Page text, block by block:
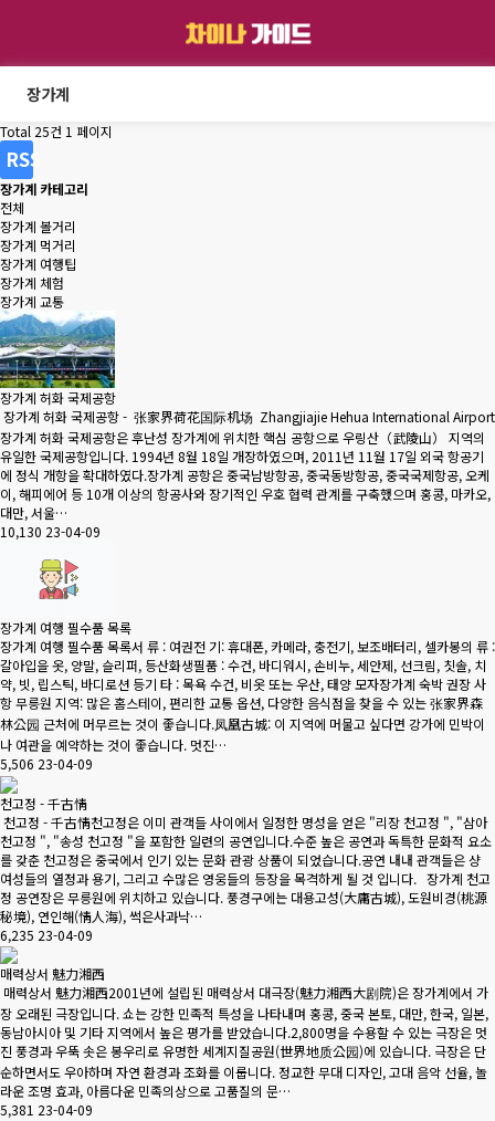
장가계
Total 25건 1 페이지
RSS
장가계 카테고리
전체
장가계 볼거리
장가계 먹거리
장가계 여행팁
장가계 체험
장가계 교통
장가계 허화 국제공항
장가계 허화 국제공항 - 张家界荷花国际机场 Zhangjiajie Hehua International Airport
장가계 허화 국제공항은 후난성 장가계에 위치한 핵심 공항으로 우링산（武陵山） 지역의
유일한 국제공항입니다. 1994년 8월 18일 개장하였으며, 2011년 11월 17일 외국 항공기
에 정식 개항을 확대하였다.장가계 공항은 중국남방항공, 중국동방항공, 중국국제항공, 오케
이, 해피에어 등 10개 이상의 항공사와 장기적인 우호 협력 관계를 구축했으며 홍콩, 마카오,
대만, 서울…
10,130 23-04-09
장가계 여행 필수품 목록
장가계 여행 필수품 목록서 류 : 여권전 기: 휴대폰, 카메라, 충전기, 보조배터리, 셀카봉의 류 :
갈아입을 옷, 양말, 슬리퍼, 등산화생필품 : 수건, 바디워시, 손비누, 세안제, 선크림, 칫솔, 치
약, 빗, 립스틱, 바디로션 등기 타 : 목욕 수건, 비옷 또는 우산, 태양 모자장가계 숙박 권장 사
항 무릉원 지역: 많은 홈스테이, 편리한 교통 옵션, 다양한 음식점을 찾을 수 있는 张家界森
林公园 근처에 머무르는 것이 좋습니다.凤凰古城: 이 지역에 머물고 싶다면 강가에 민박이
나 여관을 예약하는 것이 좋습니다. 멋진…
5,506 23-04-09
천고정 - 千古情
천고정 - 千古情천고정은 이미 관객들 사이에서 일정한 명성을 얻은 "리장 천고정 ", "삼아
천고정 ", "송성 천고정 "을 포함한 일련의 공연입니다.수준 높은 공연과 독특한 문화적 요소
를 갖춘 천고정은 중국에서 인기 있는 문화 관광 상품이 되었습니다.공연 내내 관객들은 샹
여성들의 열정과 용기, 그리고 수많은 영웅들의 등장을 목격하게 될 것 입니다. 장가계 천고
정 공연장은 무릉원에 위치하고 있습니다. 풍경구에는 대용고성(大庸古城), 도원비경(桃源
秘境), 연인해(情人海), 썩은사과낙…
6,235 23-04-09
매력상서 魅力湘西
매력상서 魅力湘西2001년에 설립된 매력상서 대극장(魅力湘西大剧院)은 장가계에서 가
장 오래된 극장입니다. 쇼는 강한 민족적 특성을 나타내며 홍콩, 중국 본토, 대만, 한국, 일본,
동남아시아 및 기타 지역에서 높은 평가를 받았습니다.2,800명을 수용할 수 있는 극장은 멋
진 풍경과 우뚝 솟은 봉우리로 유명한 세계지질공원(世界地质公园)에 있습니다. 극장은 단
순하면서도 우아하며 자연 환경과 조화를 이룹니다. 정교한 무대 디자인, 고대 음악 선율, 놀
라운 조명 효과, 아름다운 민족의상으로 고품질의 문…
5,381 23-04-09